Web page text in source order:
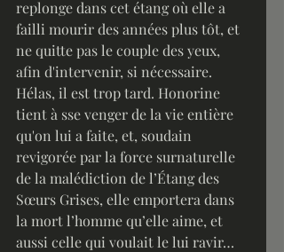
replonge dans cet étang où elle a
failli mourir des années plus tôt, et
ne quitte pas le couple des yeux,
afin d'intervenir, si nécessaire.
Hélas, il est trop tard. Honorine
tient à sse venger de la vie entière
qu'on lui a faite, et, soudain
revigorée par la force surnaturelle
de la malédiction de l’Étang des
Sœurs Grises, elle emportera dans
la mort l’homme qu’elle aime, et
aussi celle qui voulait le lui ravir…